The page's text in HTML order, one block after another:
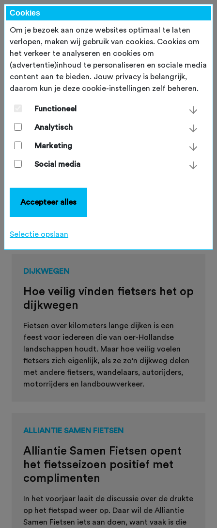
Nieuwsberichten
publiceren op je clubwebsite
Maakt je vereniging gebruik van de Cyql app
om clubritten te plannen? Dan is het ook
DIJKWEGEN
Hoe veilig vinden fietsers het op
dijkwegen
Fietsen over kilometers lange dijken is een
feest voor iedereen die van oer-Hollandse
landschappen houdt. Maar hoe veilig voelen
fietsers zich eigenlijk, als ze zo'n dijkweg delen
met andere fietsers, wandelaars, autorijders,
motorrijders en landbouwverkeer.
ALLIANTIE SAMEN FIETSEN
Alliantie Samen Fietsen opent
het fietsseizoen positief met
complimenten
In het voorjaar laait de discussie over de drukte
op het fietspad weer op. Daar wil de Alliantie
Samen Fietsen iets aan doen, want vaak is die
Cookies
Om je bezoek aan onze websites optimaal te laten
verlopen, maken wij gebruik van cookies. Cookies om
het verkeer te analyseren en cookies om
(advertentie)inhoud te personaliseren en sociale media
content aan te bieden. Jouw privacy is belangrijk,
daarom kun je deze cookie-instellingen zelf beheren.
Functioneel
Analytisch
Marketing
Social media
Accepteer alles
Selectie opslaan